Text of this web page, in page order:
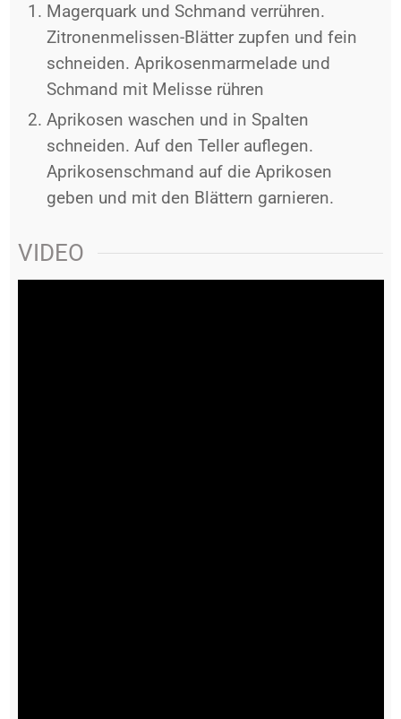
Magerquark und Schmand verrühren.
Zitronenmelissen-Blätter zupfen und fein
schneiden. Aprikosenmarmelade und
Schmand mit Melisse rühren
Aprikosen waschen und in Spalten
schneiden. Auf den Teller auflegen.
Aprikosenschmand auf die Aprikosen
geben und mit den Blättern garnieren.
VIDEO